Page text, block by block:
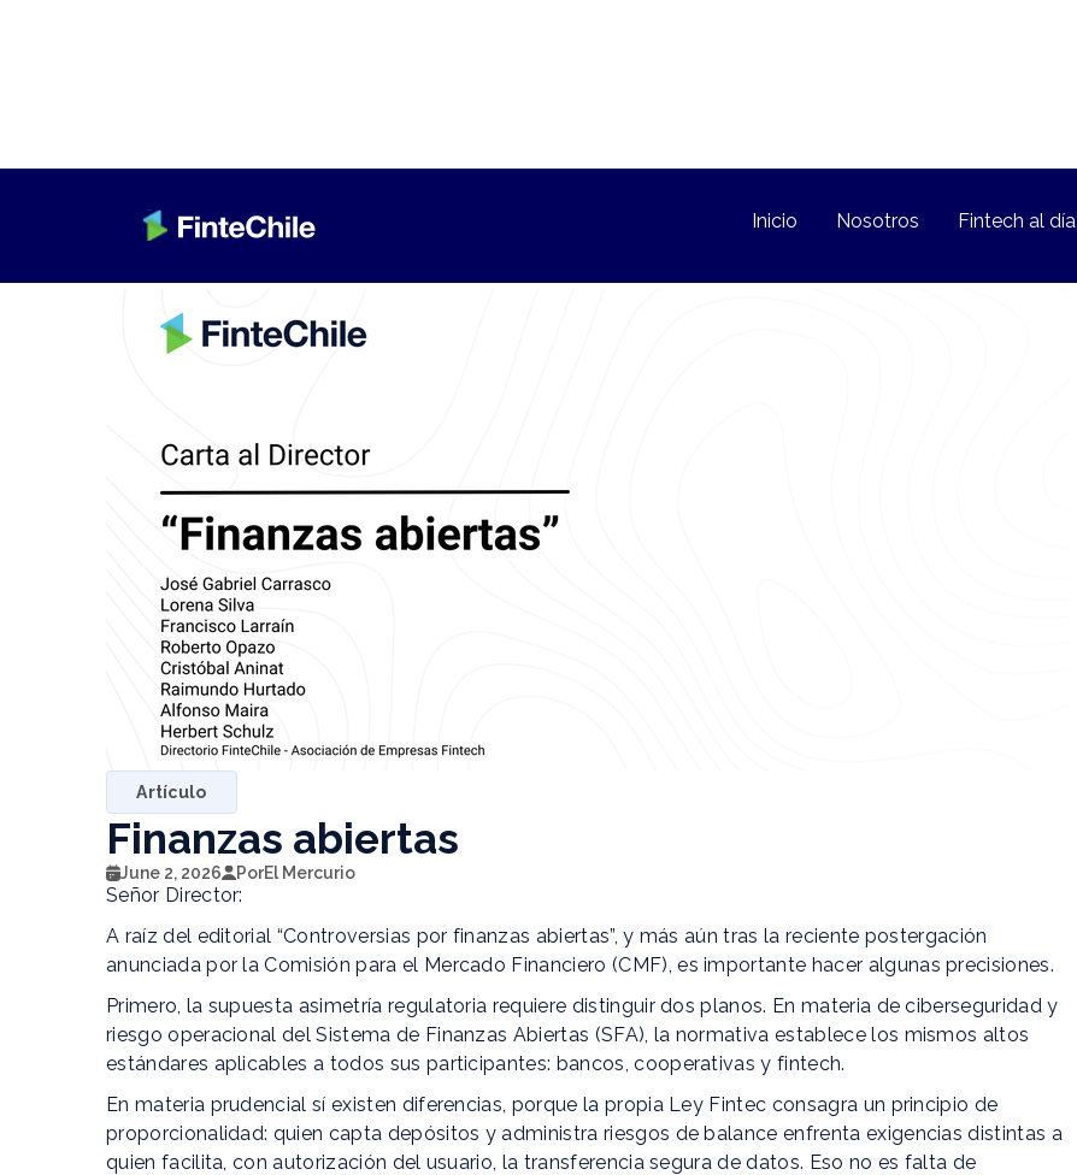
Inicio Nosotros Fintech al día
Artículo
Finanzas abiertas
June 2, 2026 PorEl Mercurio
Señor Director:
A raíz del editorial “Controversias por finanzas abiertas”, y más aún tras la reciente postergación
anunciada por la Comisión para el Mercado Financiero (CMF), es importante hacer algunas precisiones.
Primero, la supuesta asimetría regulatoria requiere distinguir dos planos. En materia de ciberseguridad y
riesgo operacional del Sistema de Finanzas Abiertas (SFA), la normativa establece los mismos altos
estándares aplicables a todos sus participantes: bancos, cooperativas y fintech.
En materia prudencial sí existen diferencias, porque la propia Ley Fintec consagra un principio de
proporcionalidad: quien capta depósitos y administra riesgos de balance enfrenta exigencias distintas a
quien facilita, con autorización del usuario, la transferencia segura de datos. Eso no es falta de